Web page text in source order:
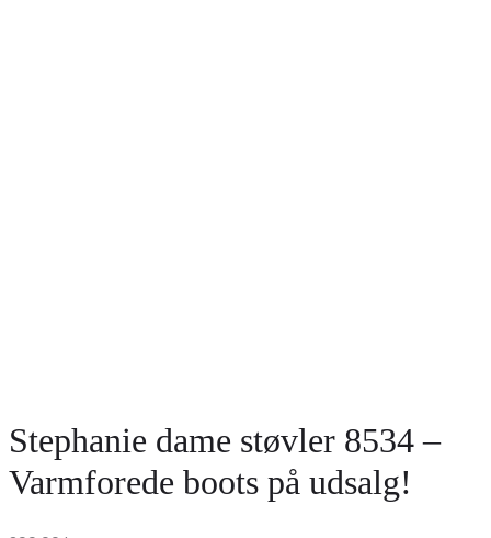
Stephanie dame støvler 8534 –
Varmforede boots på udsalg!